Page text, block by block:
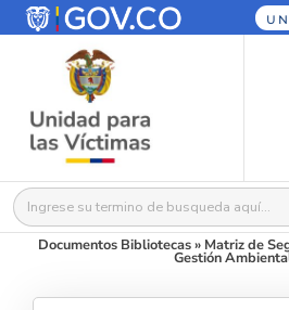
Buscar:
Documentos Bibliotecas» Matriz de
Gestión